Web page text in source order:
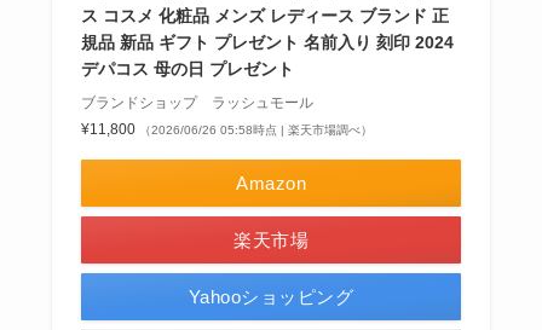
ス コスメ 化粧品 メンズ レディース ブランド 正
規品 新品 ギフト プレゼント 名前入り 刻印 2024
デパコス 母の日 プレゼント
ブランドショップ ラッシュモール
¥11,800
（2026/06/26 05:58時点 | 楽天市場調べ）
Amazon
楽天市場
Yahooショッピング